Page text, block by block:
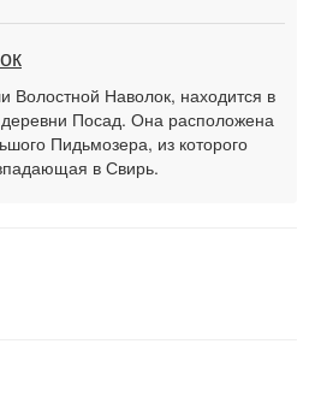
Волостной Наволок, находится в
Посад. Она расположена
Пидьмозера, из которого
в Свирь.